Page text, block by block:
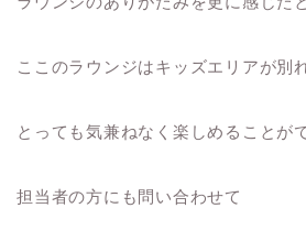
ここのラウンジはキッズエリアが別
とっても気兼ねなく楽しめることが
担当者の方にも問い合わせて